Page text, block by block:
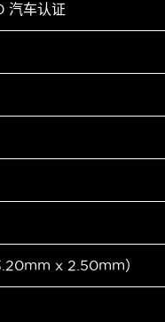
汽车认证
x 2.50mm）